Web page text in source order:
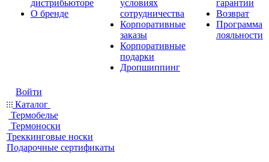
дистрибьюторе
О бренде
условиях
сотрудничества
Корпоративные
заказы
Корпоративные
подарки
Дропшиппинг
гарантии
Возврат
Программа
лояльности
Войти
Каталог
Термобелье
Термоноски
Треккинговые носки
Подарочные сертификаты